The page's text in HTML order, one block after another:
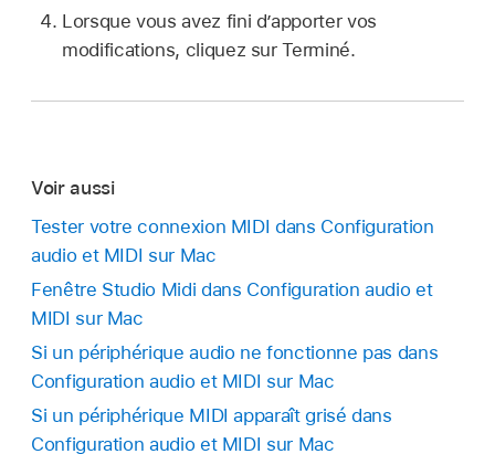
Lorsque vous avez fini d’apporter vos
modifications, cliquez sur Terminé.
Voir aussi
Tester votre connexion MIDI dans Configuration
audio et MIDI sur Mac
Fenêtre Studio Midi dans Configuration audio et
MIDI sur Mac
Si un périphérique audio ne fonctionne pas dans
Configuration audio et MIDI sur Mac
Si un périphérique MIDI apparaît grisé dans
Configuration audio et MIDI sur Mac